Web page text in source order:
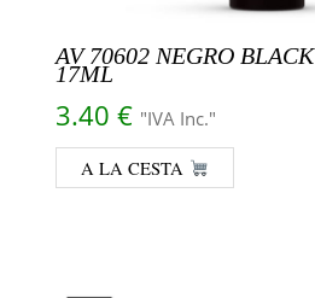
AV 70602 NEGRO BLACK
17ML
3.40 € "IVA Inc."
A LA CESTA